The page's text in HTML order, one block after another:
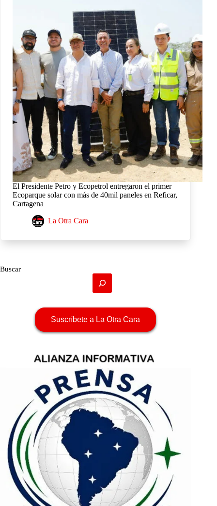
El Presidente Petro y Ecopetrol entregaron el primer
Ecoparque solar con más de 40mil paneles en Reficar,
Cartagena
La Otra Cara
Buscar
Suscríbete a La Otra Cara